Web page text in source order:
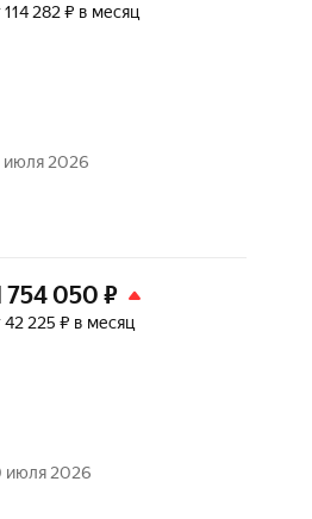
114 282 ₽ в месяц
июля 2026
754 050 ₽
42 225 ₽ в месяц
июля 2026